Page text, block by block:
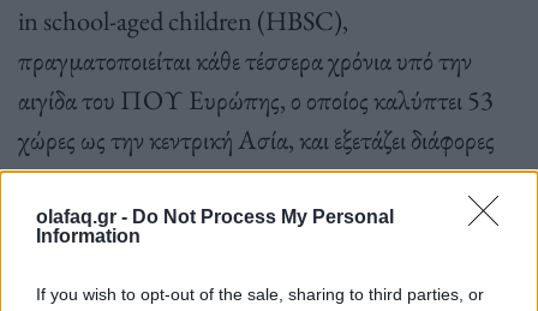
olafaq.gr - Do Not Process My Personal
Information
If you wish to opt-out of the sale, sharing to third parties, or
in school-aged children (HBSC),
πραγματοποιείται κάθε τέσσερα χρόνια υπό την
αιγίδα του ΠΟΥ Ευρώπης, ο οποίος καλύπτει 53
χώρες ως την κεντρική Ασία, και εξετάζει διάφορες
πτυχές της υγείας των μαθητών 11, 13 και 15 ετών.